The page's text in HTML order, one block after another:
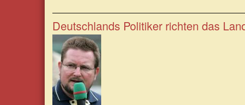
Umdeutung
von
Begriffen
ist
systemimmanent
Deutschlands Politiker richten das